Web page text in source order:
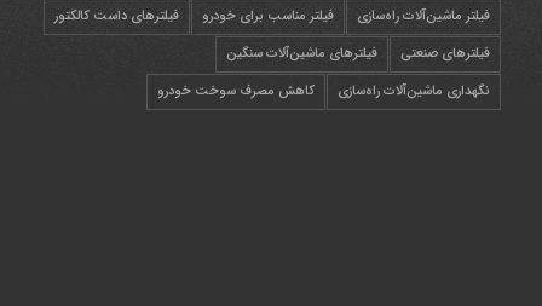
فیلتر ماشین‌آلات راه‌سازی
فیلتر مناسب برای خودرو
فیلترهای داست کالکتور
فیلترهای صنعتی
فیلترهای ماشین‌آلات سنگین
نگهداری ماشین‌آلات راه‌سازی
کاهش مصرف سوخت خودرو